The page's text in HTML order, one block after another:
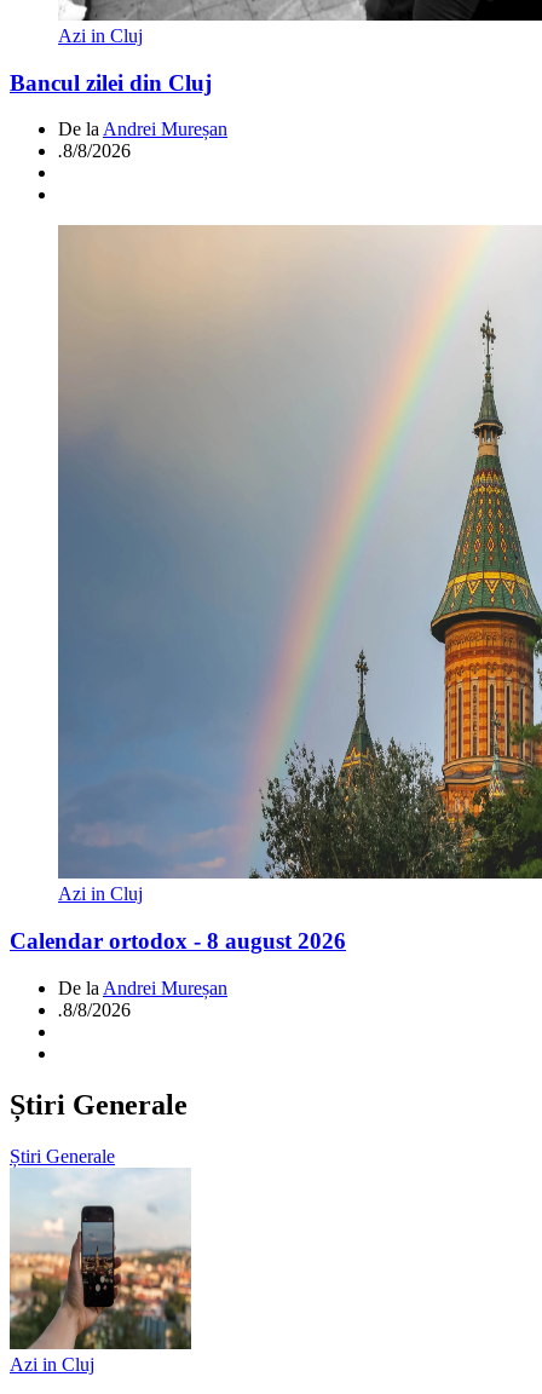
Azi in Cluj
Bancul zilei din Cluj
De la Andrei Mureșan
.8/8/2026
Azi in Cluj
Calendar ortodox - 8 august 2026
De la Andrei Mureșan
.8/8/2026
Știri Generale
Știri Generale
Azi in Cluj